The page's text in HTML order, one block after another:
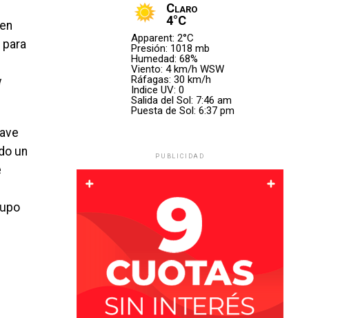
un
Claro
4°C
Apparent: 2°C
Presión: 1018 mb
Humedad: 68%
Viento: 4 km/h WSW
Ráfagas: 30 km/h
Indice UV: 0
Salida del Sol: 7:46 am
Puesta de Sol: 6:37 pm
PUBLICIDAD